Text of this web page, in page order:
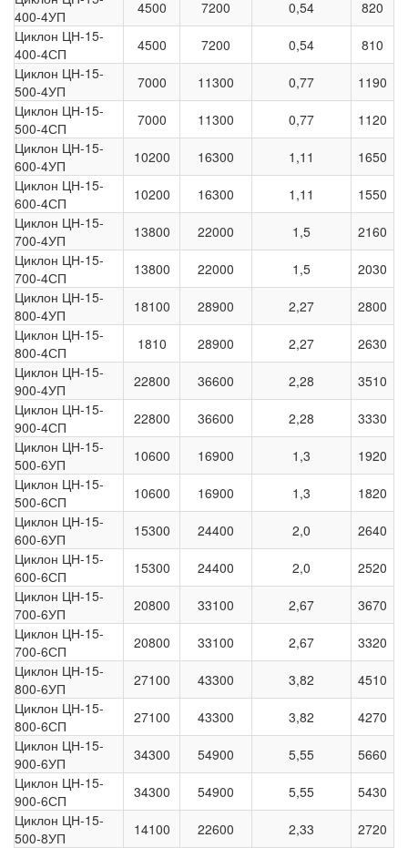
400-4УП
4500 7200 0,54
820
Циклон ЦН-15-
400-4СП
4500 7200 0,54
810
Циклон ЦН-15-
500-4УП
7000 11300 0,77
1190
Циклон ЦН-15-
500-4СП
7000 11300 0,77
1120
Циклон ЦН-15-
600-4УП
10200 16300 1,11
1650
Циклон ЦН-15-
600-4СП
10200 16300 1,11
1550
Циклон ЦН-15-
700-4УП
13800 22000 1,5
2160
Циклон ЦН-15-
700-4СП
13800 22000 1,5
2030
Циклон ЦН-15-
800-4УП
18100 28900 2,27
2800
Циклон ЦН-15-
800-4СП
1810 28900 2,27
2630
Циклон ЦН-15-
900-4УП
22800 36600 2,28
3510
Циклон ЦН-15-
900-4СП
22800 36600 2,28
3330
Циклон ЦН-15-
500-6УП
10600 16900 1,3
1920
Циклон ЦН-15-
500-6СП
10600 16900 1,3
1820
Циклон ЦН-15-
600-6УП
15300 24400 2,0
2640
Циклон ЦН-15-
600-6СП
15300 24400 2,0
2520
Циклон ЦН-15-
700-6УП
20800 33100 2,67
3670
Циклон ЦН-15-
700-6СП
20800 33100 2,67
3320
Циклон ЦН-15-
800-6УП
27100 43300 3,82
4510
Циклон ЦН-15-
800-6СП
27100 43300 3,82
4270
Циклон ЦН-15-
900-6УП
34300 54900 5,55
5660
Циклон ЦН-15-
900-6СП
34300 54900 5,55
5430
Циклон ЦН-15-
500-8УП
14100 22600 2,33
2720